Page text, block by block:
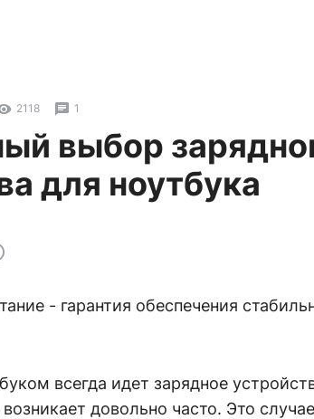
2118 1
выбор
для ноутбука
- гарантия обеспечения
всегда идет зарядное
довольно часто. Это